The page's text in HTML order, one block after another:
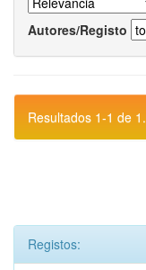
Autores/Registo
Resultados 1-1 de 1.
Registos: